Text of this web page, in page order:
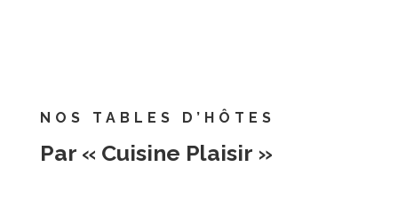
NOS TABLES D’HÔTES
Par « Cuisine Plaisir »